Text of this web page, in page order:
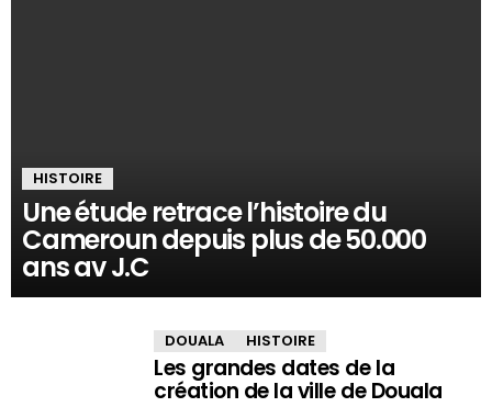
HISTOIRE
Une étude retrace l’histoire du
Cameroun depuis plus de 50.000
ans av J.C
DOUALA HISTOIRE
Les grandes dates de la
création de la ville de Douala